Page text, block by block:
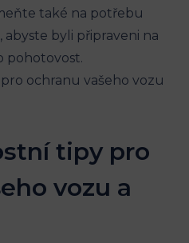
také na potřebu
byli připraveni na
pohotovost.
tipy pro
⁤vozu⁢ a